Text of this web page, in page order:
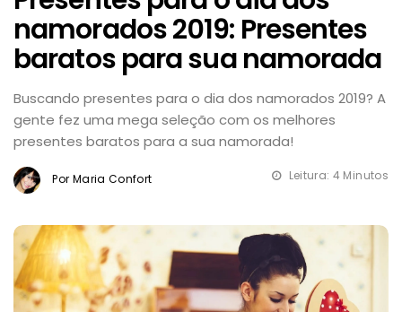
namorados 2019: Presentes
baratos para sua namorada
Buscando presentes para o dia dos namorados 2019? A
gente fez uma mega seleção com os melhores
presentes baratos para a sua namorada!
Por Maria Confort Leitura: 4 Minutos